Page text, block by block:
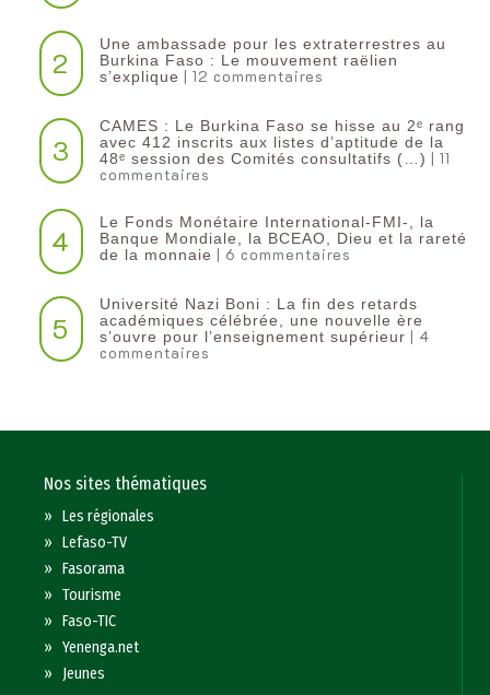
2
Une ambassade pour les extraterrestres au
Burkina Faso : Le mouvement raëlien
s’explique
| 12 commentaires
3
CAMES : Le Burkina Faso se hisse au 2ᵉ rang
avec 412 inscrits aux listes d’aptitude de la
48ᵉ session des Comités consultatifs (…)
| 11
commentaires
4
Le Fonds Monétaire International-FMI-, la
Banque Mondiale, la BCEAO, Dieu et la rareté
de la monnaie
| 6 commentaires
5
Université Nazi Boni : La fin des retards
académiques célébrée, une nouvelle ère
s’ouvre pour l’enseignement supérieur | 4
commentaires
Nos sites thématiques
»Les régionales
»Lefaso-TV
»Fasorama
»Tourisme
»Faso-TIC
»Yenenga.net
» Jeunes